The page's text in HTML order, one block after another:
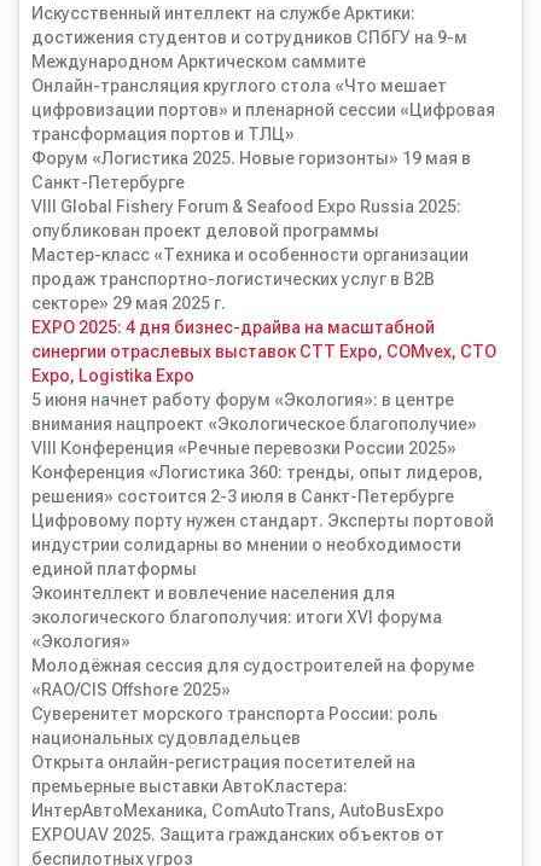
Искусственный интеллект на службе Арктики:
достижения студентов и сотрудников СПбГУ на 9-м
Международном Арктическом саммите
Онлайн-трансляция круглого стола «Что мешает
цифровизации портов» и пленарной сессии «Цифровая
трансформация портов и ТЛЦ»
Форум «Логистика 2025. Новые горизонты» 19 мая в
Санкт-Петербурге
VIII Global Fishery Forum & Seafood Expo Russia 2025:
опубликован проект деловой программы
Мастер-класс «Техника и особенности организации
продаж транспортно-логистических услуг в B2B
секторе» 29 мая 2025 г.
EXPO 2025: 4 дня бизнес-драйва на масштабной
синергии отраслевых выставок СТТ Expo, COMvex, CTO
Expo, Logistika Expo
5 июня начнет работу форум «Экология»: в центре
внимания нацпроект «Экологическое благополучие»
VIII Конференция «Речные перевозки России 2025»
Конференция «Логистика 360: тренды, опыт лидеров,
решения» состоится 2-3 июля в Санкт-Петербурге
Цифровому порту нужен стандарт. Эксперты портовой
индустрии солидарны во мнении о необходимости
единой платформы
Экоинтеллект и вовлечение населения для
экологического благополучия: итоги XVI форума
«Экология»
Молодёжная сессия для судостроителей на форуме
«RAO/CIS Offshore 2025»
Суверенитет морского транспорта России: роль
национальных судовладельцев
Открыта онлайн-регистрация посетителей на
премьерные выставки АвтоКластера:
ИнтерАвтоМеханика, ComAutoTrans, AutoBusExpo
EXPOUAV 2025. Защита гражданских объектов от
беспилотных угроз